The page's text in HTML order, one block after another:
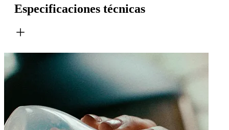
Especificaciones técnicas